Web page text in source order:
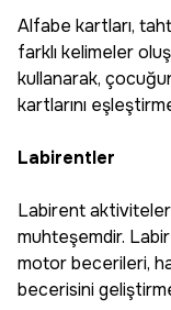
Alfabe kartları,
farklı kelimeler
kullanarak,
kartlarını
Labirentler
Labirent
muhteşemdir.
motor becerileri,
becerisini